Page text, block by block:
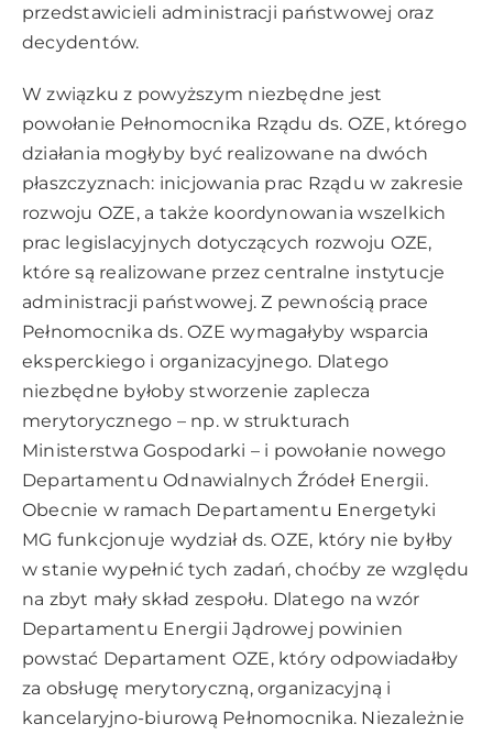
przedstawicieli administracji państwowej oraz
decydentów.
W związku z powyższym niezbędne jest
powołanie Pełnomocnika Rządu ds. OZE, którego
działania mogłyby być realizowane na dwóch
płaszczyznach: inicjowania prac Rządu w zakresie
rozwoju OZE, a także koordynowania wszelkich
prac legislacyjnych dotyczących rozwoju OZE,
które są realizowane przez centralne instytucje
administracji państwowej. Z pewnością prace
Pełnomocnika ds. OZE wymagałyby wsparcia
eksperckiego i organizacyjnego. Dlatego
niezbędne byłoby stworzenie zaplecza
merytorycznego – np. w strukturach
Ministerstwa Gospodarki – i powołanie nowego
Departamentu Odnawialnych Źródeł Energii.
Obecnie w ramach Departamentu Energetyki
MG funkcjonuje wydział ds. OZE, który nie byłby
w stanie wypełnić tych zadań, choćby ze względu
na zbyt mały skład zespołu. Dlatego na wzór
Departamentu Energii Jądrowej powinien
powstać Departament OZE, który odpowiadałby
za obsługę merytoryczną, organizacyjną i
kancelaryjno-biurową Pełnomocnika. Niezależnie